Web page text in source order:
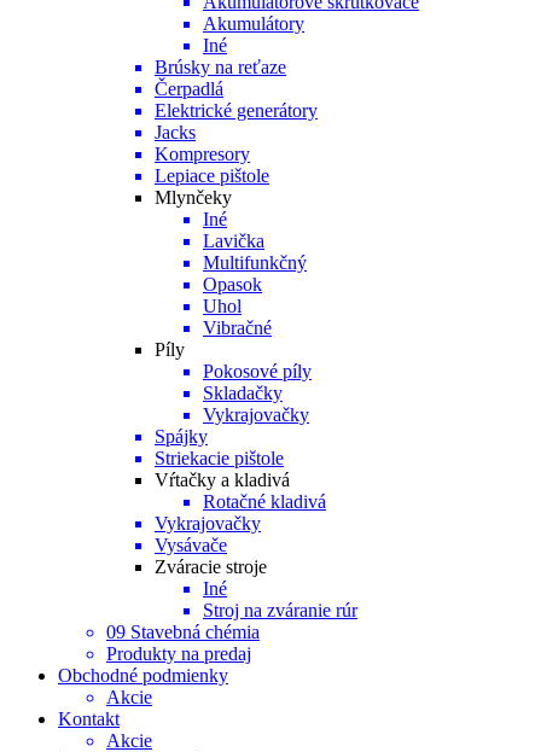
Akumulátory
Iné
Brúsky na reťaze
Čerpadlá
Elektrické generátory
Jacks
Kompresory
Lepiace pištole
Mlynčeky
Iné
Lavička
Multifunkčný
Opasok
Uhol
Vibračné
Píly
Pokosové píly
Skladačky
Vykrajovačky
Spájky
Striekacie pištole
Vŕtačky a kladivá
Rotačné kladivá
Vykrajovačky
Vysávače
Zváracie stroje
Iné
Stroj na zváranie rúr
09 Stavebná chémia
Produkty na predaj
Obchodné podmienky
Akcie
Kontakt
Akcie